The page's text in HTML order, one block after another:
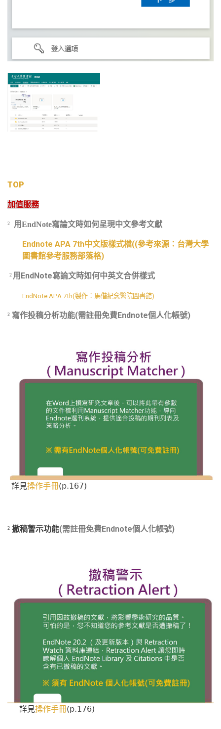
TOP
加值服務
² 用EndNote寫論文時如何呈現中文參考文獻
Endnote APA 7th中文版樣式檔((參考來源：台灣大學
圖書館參考服務部落格)
²用 EndNote寫論文時如何中英文合併樣式
EndNote APA 7th(製作：馬偕紀念醫院圖書館)
² 寫作投稿分析功能(需註冊免費Endnote個人化帳號)
詳見操作手冊(p.167)
² 撤稿警示功能(需註冊免費Endnote個人化帳號)
詳見操作手冊(p.176)